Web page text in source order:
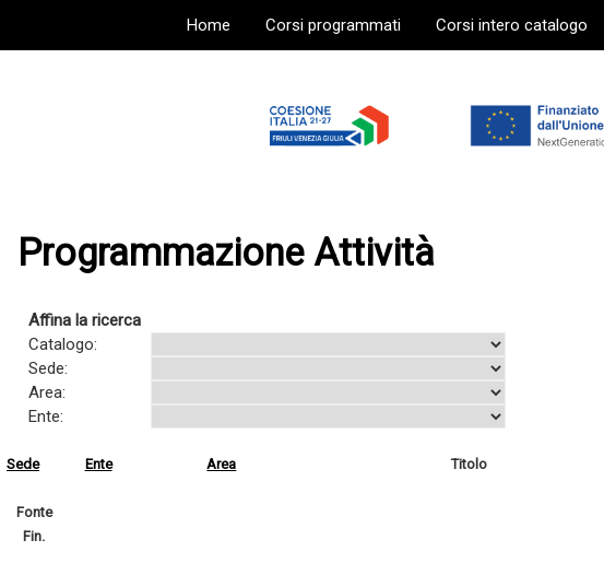
Home Corsi programmati Corsi intero catalogo
Programmazione Attività
Affina la ricerca
Catalogo:
Sede:
Area:
Ente:
Sede Ente Area Titolo
Fonte
Fin.